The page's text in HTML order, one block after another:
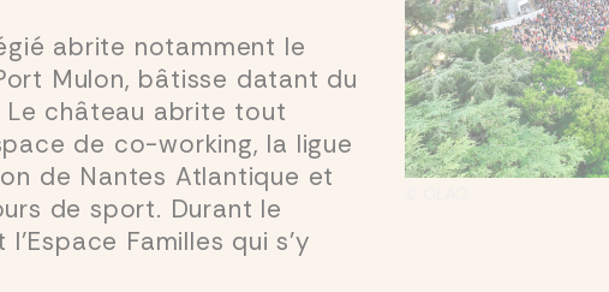
abrite notamment le
Mulon, bâtisse datant du
Le château abrite tout
de co-working, la ligue
de Nantes Atlantique et
de sport. Durant le
Familles qui s’y